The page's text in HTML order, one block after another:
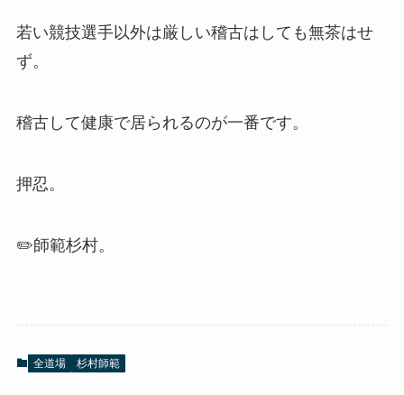
若い競技選手以外は厳しい稽古はしても無茶はせ
ず。
稽古して健康で居られるのが一番です。
押忍。
✏️師範杉村。
全道場 杉村師範